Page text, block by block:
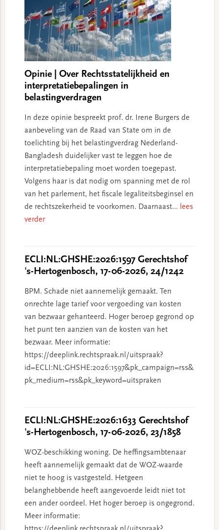
Opinie | Over Rechtsstatelijkheid en
interpretatiebepalingen in
belastingverdragen
In deze opinie bespreekt prof. dr. Irene Burgers de
aanbeveling van de Raad van State om in de
toelichting bij het belastingverdrag Nederland-
Bangladesh duidelijker vast te leggen hoe de
interpretatiebepaling moet worden toegepast.
Volgens haar is dat nodig om spanning met de rol
van het parlement, het fiscale legaliteitsbeginsel en
de rechtszekerheid te voorkomen. Daarnaast... lees
verder
ECLI:NL:GHSHE:2026:1597 Gerechtshof
's-Hertogenbosch, 17-06-2026, 24/1242
BPM. Schade niet aannemelijk gemaakt. Ten
onrechte lage tarief voor vergoeding van kosten
van bezwaar gehanteerd. Hoger beroep gegrond op
het punt ten aanzien van de kosten van het
bezwaar. Meer informatie:
https://deeplink.rechtspraak.nl/uitspraak?
id=ECLI:NL:GHSHE:2026:1597&pk_campaign=rss&
pk_medium=rss&pk_keyword=uitspraken
ECLI:NL:GHSHE:2026:1633 Gerechtshof
's-Hertogenbosch, 17-06-2026, 23/1858
WOZ-beschikking woning. De heffingsambtenaar
heeft aannemelijk gemaakt dat de WOZ-waarde
niet te hoog is vastgesteld. Hetgeen
belanghebbende heeft aangevoerde leidt niet tot
een ander oordeel. Het hoger beroep is ongegrond.
Meer informatie: